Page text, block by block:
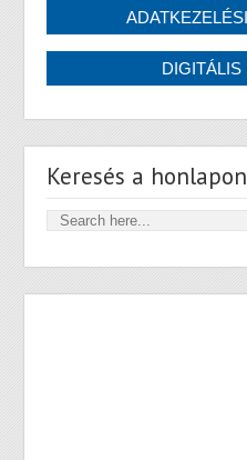
Keresés a honlapon